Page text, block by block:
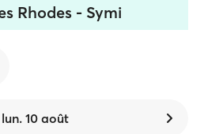
Rhodes - Symi
lun. 10 août